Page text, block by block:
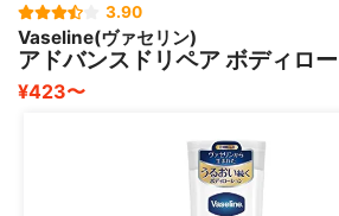
3.90
Vaseline(ヴァセリン)
アドバンスドリペア ボディロ
¥423〜